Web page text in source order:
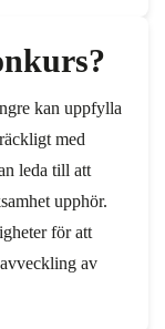
kan uppfylla
med
leda till att
upphör.
för att
av